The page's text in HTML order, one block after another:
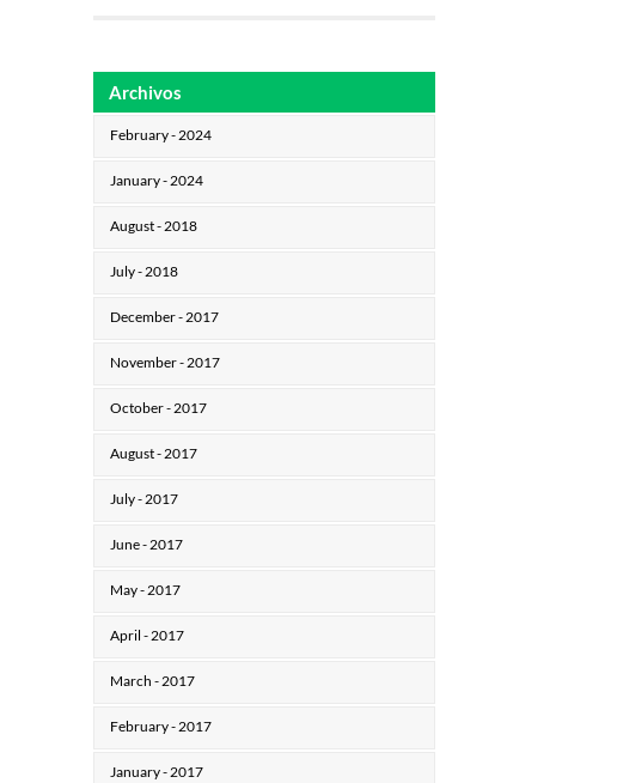
Archivos
February - 2024
January - 2024
August - 2018
July - 2018
December - 2017
November - 2017
October - 2017
August - 2017
July - 2017
June - 2017
May - 2017
April - 2017
March - 2017
February - 2017
January - 2017